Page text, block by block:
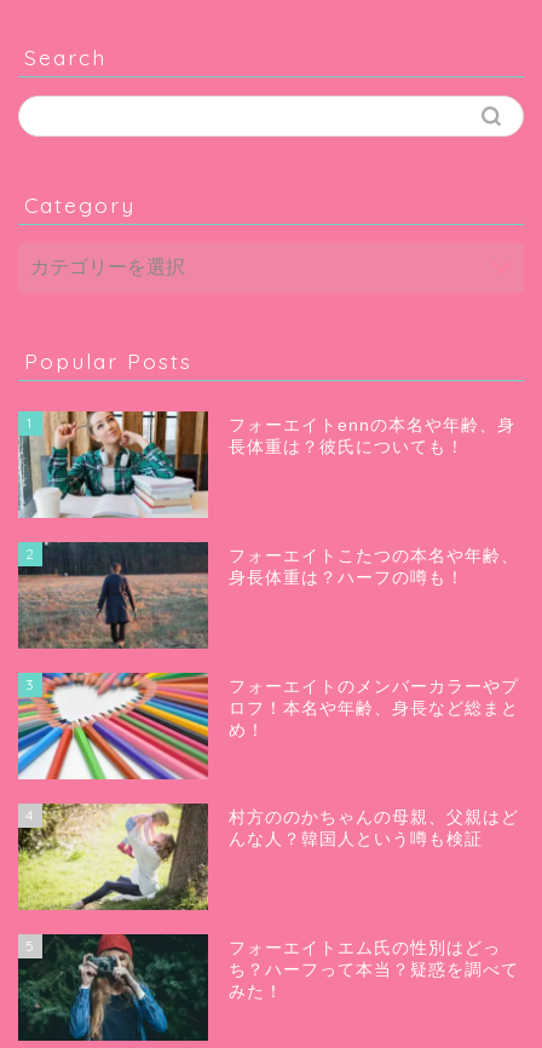
Search
Category
Popular Posts
1
フォーエイトennの本名や年齢、身
長体重は？彼氏についても！
2
フォーエイトこたつの本名や年齢、
身長体重は？ハーフの噂も！
3
フォーエイトのメンバーカラーやプ
ロフ！本名や年齢、身長など総まと
め！
4
村方ののかちゃんの母親、父親はど
んな人？韓国人という噂も検証
5
フォーエイトエム氏の性別はどっ
ち？ハーフって本当？疑惑を調べて
みた！